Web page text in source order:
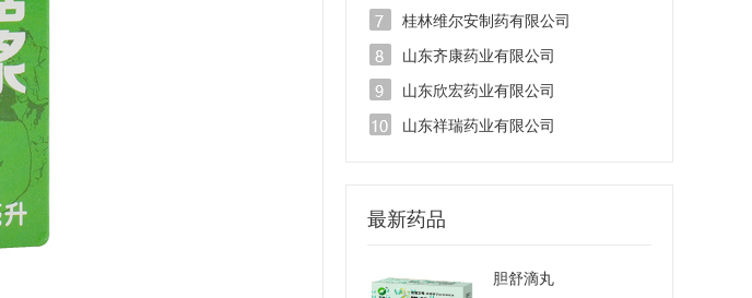
桂林维尔安制药有限公司
山东齐康药业有限公司
山东欣宏药业有限公司
山东祥瑞药业有限公司
最新药品
胆舒滴丸